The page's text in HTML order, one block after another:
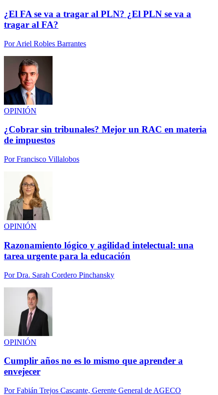
¿El FA se va a tragar al PLN? ¿El PLN se va a
tragar al FA?
PorAriel Robles Barrantes
OPINIÓN
¿Cobrar sin tribunales? Mejor un RAC en materia
de impuestos
PorFrancisco Villalobos
OPINIÓN
Razonamiento lógico y agilidad intelectual: una
tarea urgente para la educación
PorDra. Sarah Cordero Pinchansky
OPINIÓN
Cumplir años no es lo mismo que aprender a
envejecer
PorFabián Trejos Cascante, Gerente General de AGECO